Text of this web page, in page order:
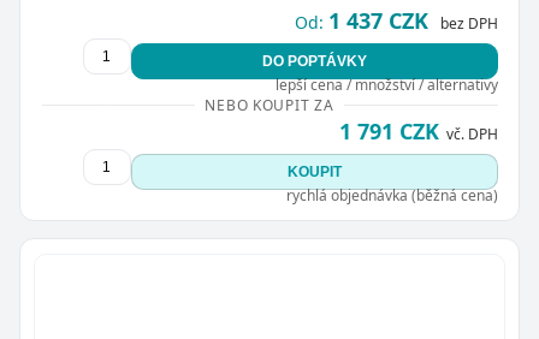
Od: 1 437 CZK bez DPH
DO POPTÁVKY
lepší cena / množství / alternativy
NEBO KOUPIT ZA
1 791 CZK vč. DPH
KOUPIT
rychlá objednávka (běžná cena)